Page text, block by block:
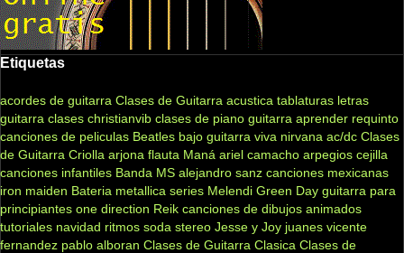
Etiquetas
acordes de guitarra Clases de Guitarra acustica tablaturas letras
guitarra clases christianvib clases de piano guitarra aprender requinto
canciones de peliculas Beatles bajo guitarra viva nirvana ac/dc Clases
de Guitarra Criolla arjona flauta Maná ariel camacho arpegios cejilla
canciones infantiles Banda MS alejandro sanz canciones mexicanas
iron maiden Bateria metallica series Melendi Green Day guitarra para
principiantes one direction Reik canciones de dibujos animados
tutoriales navidad ritmos soda stereo Jesse y Joy juanes vicente
fernandez pablo alboran Clases de Guitarra Clasica Clases de